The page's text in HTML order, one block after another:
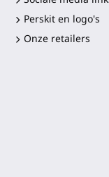
Perskit en logo's
Onze retailers